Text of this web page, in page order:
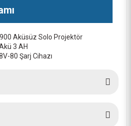
Aküsüz Solo Projektör
3 AH
80 Şarj Cihazı